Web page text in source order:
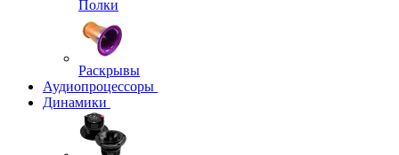
Полки
Раскрывы
Аудиопроцессоры
Динамики